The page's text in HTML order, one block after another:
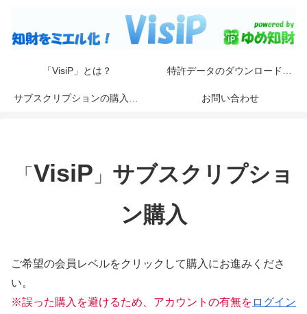
「VisiP」とは？
お問い合わせ
「 VisiP 」 サブスクリプショ
ン購入
ご希望の会員レベルをクリックして購入にお進みくださ
い。
※誤った購入を避けるため、アカウントの有無を ログイン